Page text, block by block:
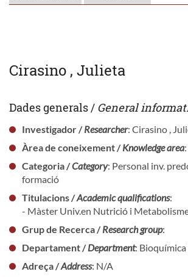
Cirasino , Julieta
Dades generals / General
Investigador /Researcher: Cirasino ,
Àrea de coneixement /Knowledge area
Categoria /Category: Personal inv.
formació
Titulacions /Academic qualifications:
- Màster Univ.en Nutrició i
Grup de Recerca /Research group:
Departament /Department:
Adreça /Address: N/A